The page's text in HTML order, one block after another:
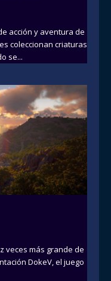
coleccionan criaturas
¿Cuándo se...
veces más grande de
el juego